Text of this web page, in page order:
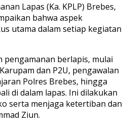
Lapas (Ka. KPLP) Brebes,
bahwa aspek
utama dalam setiap kegiatan
pengamanan berlapis, mulai
dan P2U, pengawalan
Polres Brebes, hingga
di dalam lapas. Ini dilakukan
serta menjaga ketertiban dan
Ziun.